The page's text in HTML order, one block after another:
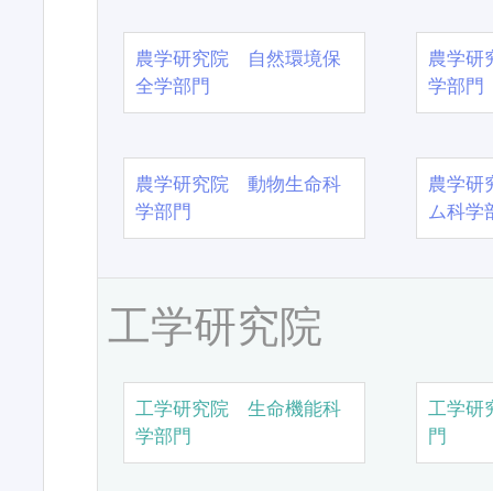
農学研究院 自然環境保
全学部門
農学
学部門
農学研究院 動物生命科
学部門
農学
ム科学
工学研究院
工学研究院 生命機能科
学部門
工学研
門